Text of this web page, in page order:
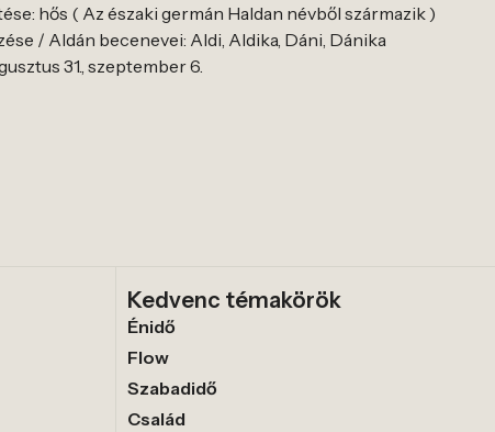
hős ( Az északi germán Haldan névből származik )
/ Aldán becenevei: Aldi, Aldika, Dáni, Dánika
31., szeptember 6.
Kedvenc témakörök
Énidő
Flow
Szabadidő
Család